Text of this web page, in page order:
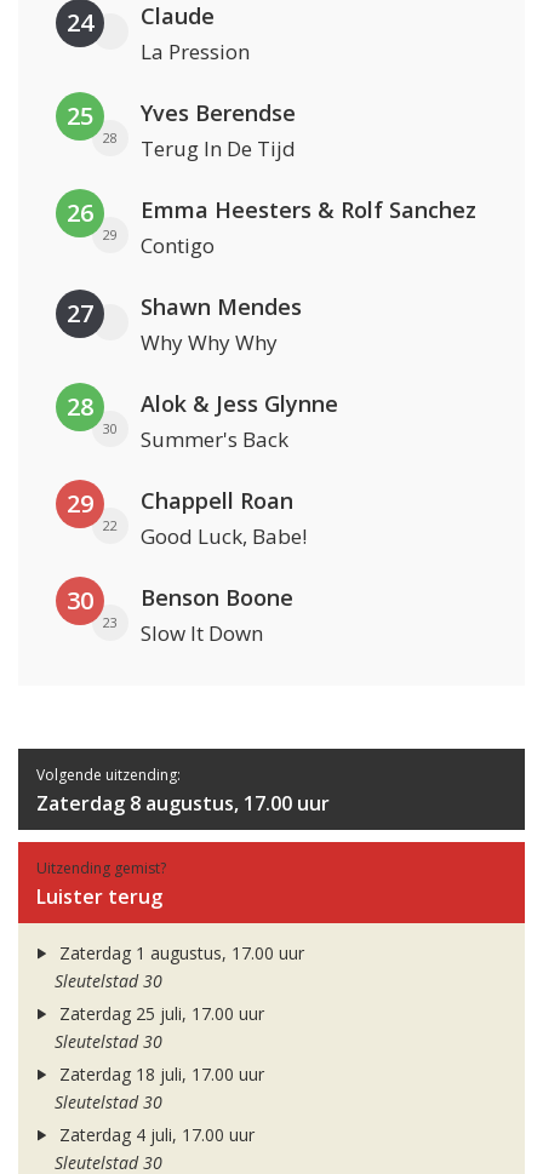
24 Claude
La Pression
25
28
Yves Berendse
Terug In De Tijd
26
29
Emma Heesters & Rolf Sanchez
Contigo
27 Shawn Mendes
Why Why Why
28
30
Alok & Jess Glynne
Summer's Back
29
22
Chappell Roan
Good Luck, Babe!
30
23
Benson Boone
Slow It Down
Volgende uitzending:
Zaterdag 8 augustus, 17.00 uur
Uitzending gemist?
Luister terug
Zaterdag 1 augustus, 17.00 uur
Sleutelstad 30
Zaterdag 25 juli, 17.00 uur
Sleutelstad 30
Zaterdag 18 juli, 17.00 uur
Sleutelstad 30
Zaterdag 4 juli, 17.00 uur
Sleutelstad 30